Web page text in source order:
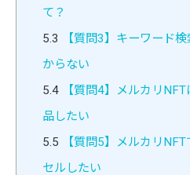
て？
5.3 【質問3】キーワード
からない
5.4【質問4】メルカリNFT
品したい
5.5 【質問5】メルカリ
セルしたい